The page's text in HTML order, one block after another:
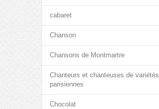
cabaret
Chanson
Chansons de Montmartre
Chanteurs et chanteuses de variétés
parisiennes
Chocolat